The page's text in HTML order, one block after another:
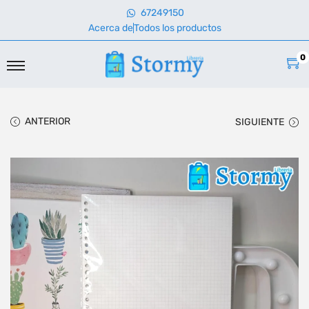
67249150
Acerca deTodos los productos
0
ANTERIOR SIGUIENTE